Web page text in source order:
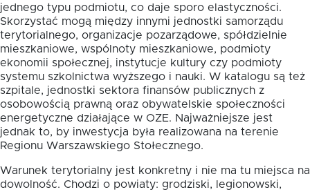
jednego typu podmiotu, co daje sporo elastyczności.
Skorzystać mogą między innymi jednostki samorządu
terytorialnego, organizacje pozarządowe, spółdzielnie
mieszkaniowe, wspólnoty mieszkaniowe, podmioty
ekonomii społecznej, instytucje kultury czy podmioty
systemu szkolnictwa wyższego i nauki. W katalogu są też
szpitale, jednostki sektora finansów publicznych z
osobowością prawną oraz obywatelskie społeczności
energetyczne działające w OZE. Najważniejsze jest
jednak to, by inwestycja była realizowana na terenie
Regionu Warszawskiego Stołecznego.
Warunek terytorialny jest konkretny i nie ma tu miejsca na
dowolność. Chodzi o powiaty: grodziski, legionowski,